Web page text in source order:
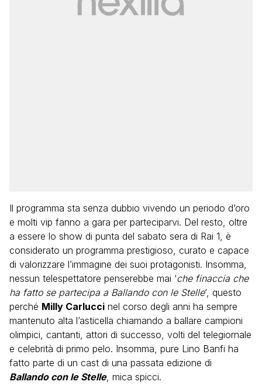
Il programma sta senza dubbio vivendo un periodo d’oro
e molti vip fanno a gara per parteciparvi. Del resto, oltre
a essere lo show di punta del sabato sera di Rai 1, è
considerato un programma prestigioso, curato e capace
di valorizzare l’immagine dei suoi protagonisti. Insomma,
nessun telespettatore penserebbe mai ‘che finaccia che
ha fatto se partecipa a Ballando con le Stelle‘, questo
perché Milly Carlucci nel corso degli anni ha sempre
mantenuto alta l’asticella chiamando a ballare campioni
olimpici, cantanti, attori di successo, volti del telegiornale
e celebrità di primo pelo. Insomma, pure Lino Banfi ha
fatto parte di un cast di una passata edizione di
Ballando con le Stelle, mica spicci.